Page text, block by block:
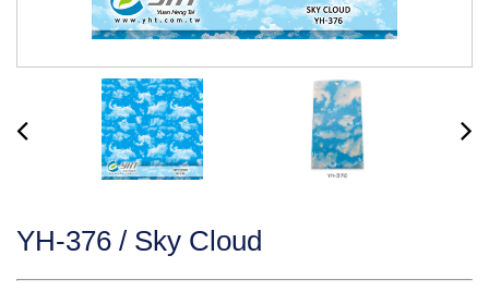
YH-376 / Sky Cloud